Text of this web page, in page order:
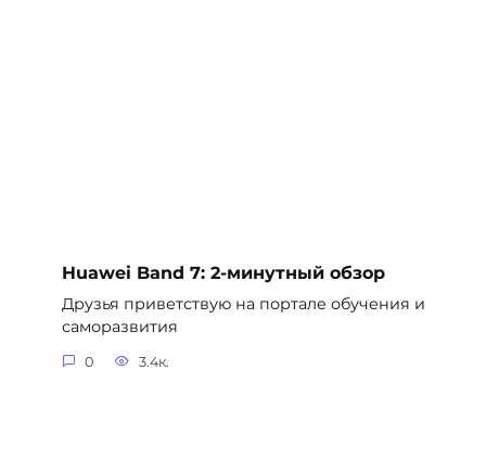
Huawei Band 7: 2-минутный обзор
Друзья приветствую на портале обучения и
саморазвития
0 3.4к.